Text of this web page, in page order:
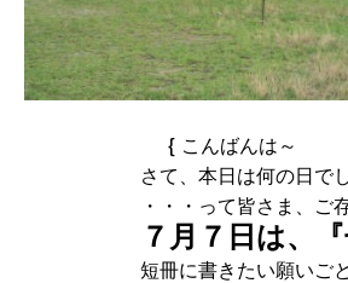
{ こんばんは～
さて、本日は何の日でし
・・・って皆さま、ご存知
７月７日は、『
短冊に書きたい願いごとっ